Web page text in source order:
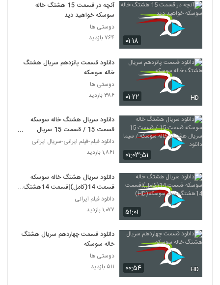
۰۱:۱۸
آنچه در قسمت 15 هشتگ خاله
سوسکه خواهید دید
دوستی ها
۷۶۴ بازدید
۰۱:۲۲ HD
دانلود قسمت پانزدهم سریال هشتگ
خاله سوسکه
دوستی ها
۳۸۶ بازدید
۰۱:۰۳:۵۱
دانلود سریال هشتگ خاله سوسکه
قسمت 15 / قسمت 15 سریال
هشتگ خاله سوسکه / سیما دانلود
دانلود فیلم-فیلم ایرانی-سریال ایرانی
۱,۸۶۱ بازدید
۵۱:۰۱
دانلود سریال هشتگ خاله سوسکه
قسمت 14(کامل)|قسمت 14هشتگ
خاله سوسکه(HD)
دانلود فیلم ایرانی
۱,۰۷۷ بازدید
۰۰:۵۴ HD
دانلود قسمت چهاردهم سریال هشتگ
خاله سوسکه
دوستی ها
۵۱۱ بازدید